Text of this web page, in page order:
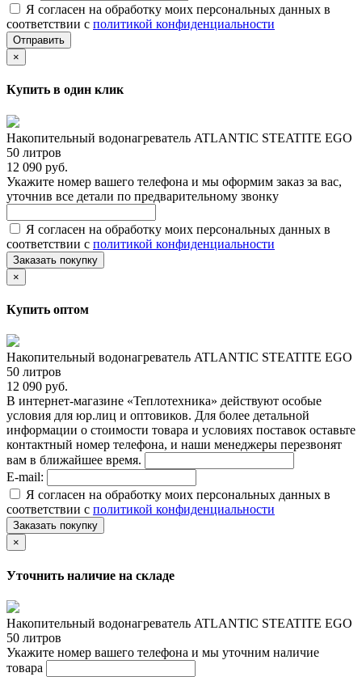
Я согласен на обработку моих персональных данных в
соответствии с политикой конфиденциальности
Отправить
×
Купить в один клик
Накопительный водонагреватель ATLANTIC STEATITE EGO
50 литров
12 090 руб.
Укажите номер вашего телефона и мы оформим заказ за вас,
уточнив все детали по предварительному звонку
Я согласен на обработку моих персональных данных в
соответствии с политикой конфиденциальности
Заказать покупку
×
Купить оптом
Накопительный водонагреватель ATLANTIC STEATITE EGO
50 литров
12 090 руб.
В интернет-магазине «Теплотехника» действуют особые
условия для юр.лиц и оптовиков. Для более детальной
информации о стоимости товара и условиях поставок оставьте
контактный номер телефона, и наши менеджеры перезвонят
вам в ближайшее время.
E-mail:
Я согласен на обработку моих персональных данных в
соответствии с политикой конфиденциальности
Заказать покупку
×
Уточнить наличие на складе
Накопительный водонагреватель ATLANTIC STEATITE EGO
50 литров
Укажите номер вашего телефона и мы уточним наличие
товара